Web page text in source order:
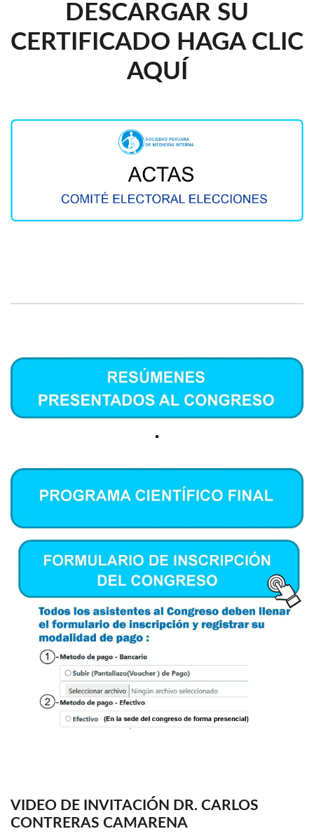
DESCARGAR SU
CERTIFICADO HAGA CLIC
AQUÍ
VIDEO DE INVITACIÓN DR. CARLOS
CONTRERAS CAMARENA